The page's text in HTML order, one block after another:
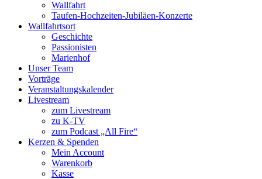
Wallfahrt
Taufen-Hochzeiten-Jubiläen-Konzerte
Wallfahrtsort
Geschichte
Passionisten
Marienhof
Unser Team
Vorträge
Veranstaltungskalender
Livestream
zum Livestream
zu K-TV
zum Podcast „All Fire“
Kerzen & Spenden
Mein Account
Warenkorb
Kasse